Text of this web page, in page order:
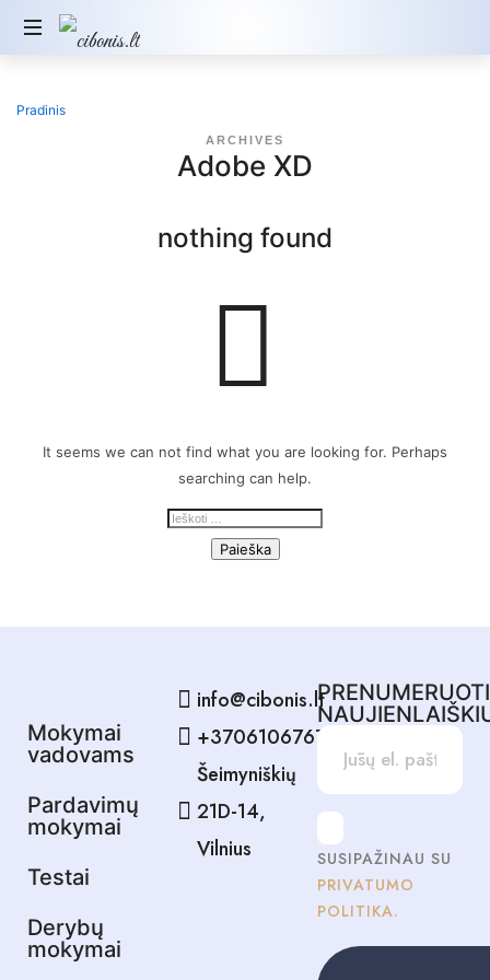
Pradinis
ARCHIVES
Adobe XD
nothing found
It seems we can not find what you are looking for. Perhaps
searching can help.
Mokymai
vadovams
Pardavimų
mokymai
Testai
Derybų
mokymai
info@cibonis.lt
+37061067678
Šeimyniškių
21D-14,
Vilnius
PRENUMERUOTI
SUSIPAŽINAU SU
PRIVATUMO
POLITIKA.